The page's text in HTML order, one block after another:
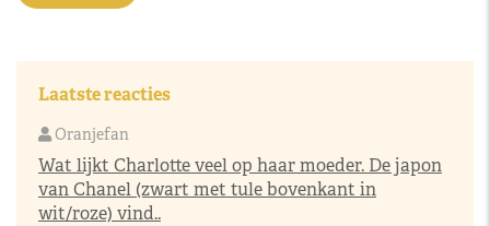
Laatste reacties
Oranjefan
Wat lijkt Charlotte veel op haar moeder. De japon
van Chanel (zwart met tule bovenkant in
wit/roze) vind..